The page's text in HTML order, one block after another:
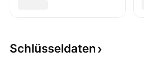
Schlüsseldaten